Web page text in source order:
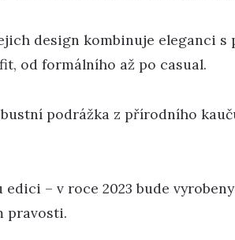
design kombinuje eleganci s
od formálního až po casual.
podrážka z přírodního
– v roce 2023 bude
pravosti.